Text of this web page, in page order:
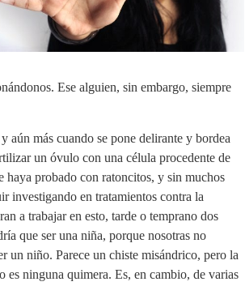
Ese alguien, sin embargo, siempre
aún más cuando se pone delirante y bordea
un óvulo con una célula procedente de
probado con ratoncitos, y sin muchos
investigando en tratamientos contra la
a trabajar en esto, tarde o temprano dos
que ser una niña, porque nosotras no
un niño. Parece un chiste misándrico, pero la
ninguna quimera. Es, en cambio, de varias